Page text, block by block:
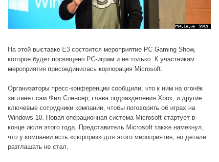
На этой выставке Е3 состоится мероприятие РС Gaming Show,
которое будет посвящено РС-играм и не только. К участникам
мероприятия присоединилась корпорация Microsoft.
Организаторы пресс-конференции сообщили, что к ним на огонёк
заглянет сам Фил Спенсер, глава подразделения Xbox, и другие
ключевые сотрудники компании, чтобы поговорить об играх на
Windows 10. Новая операционная система Microsoft стартует в
конце июля этого года. Представитель Microsoft также намекнул,
что у компании есть «сюрприз» для этого мероприятия, но детали
разглашать не стал.